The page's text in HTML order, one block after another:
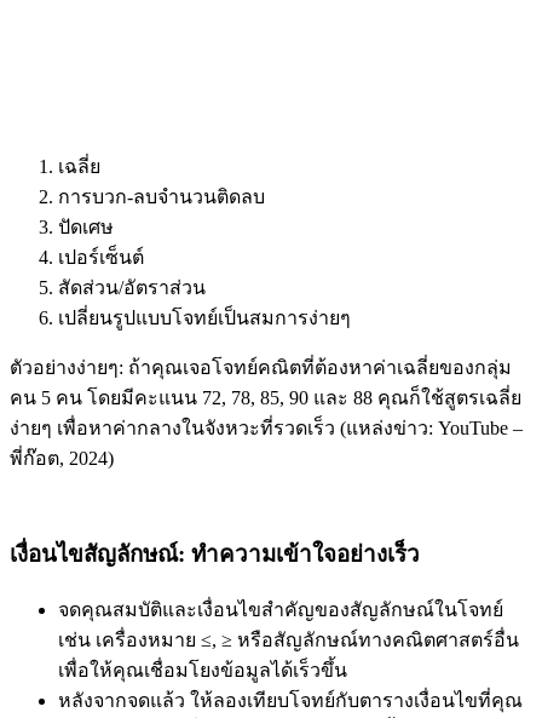
เฉลี่ย
การบวก-ลบจำนวนติดลบ
ปัดเศษ
เปอร์เซ็นต์
สัดส่วน/อัตราส่วน
เปลี่ยนรูปแบบโจทย์เป็นสมการง่ายๆ
ตัวอย่างง่ายๆ: ถ้าคุณเจอโจทย์คณิตที่ต้องหาค่าเฉลี่ยของกลุ่ม
คน 5 คน โดยมีคะแนน 72, 78, 85, 90 และ 88 คุณก็ใช้สูตรเฉลี่ย
ง่ายๆ เพื่อหาค่ากลางในจังหวะที่รวดเร็ว (แหล่งข่าว: YouTube –
พี่ก๊อต, 2024)
เงื่อนไขสัญลักษณ์: ทำความเข้าใจอย่างเร็ว
จดคุณสมบัติและเงื่อนไขสำคัญของสัญลักษณ์ในโจทย์
เช่น เครื่องหมาย ≤, ≥ หรือสัญลักษณ์ทางคณิตศาสตร์อื่น
เพื่อให้คุณเชื่อมโยงข้อมูลได้เร็วขึ้น
หลังจากจดแล้ว ให้ลองเทียบโจทย์กับตารางเงื่อนไขที่คุณ